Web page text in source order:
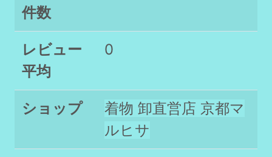
件数
レビュー
平均
0
ショップ
着物 卸直営店 京都マ
ルヒサ